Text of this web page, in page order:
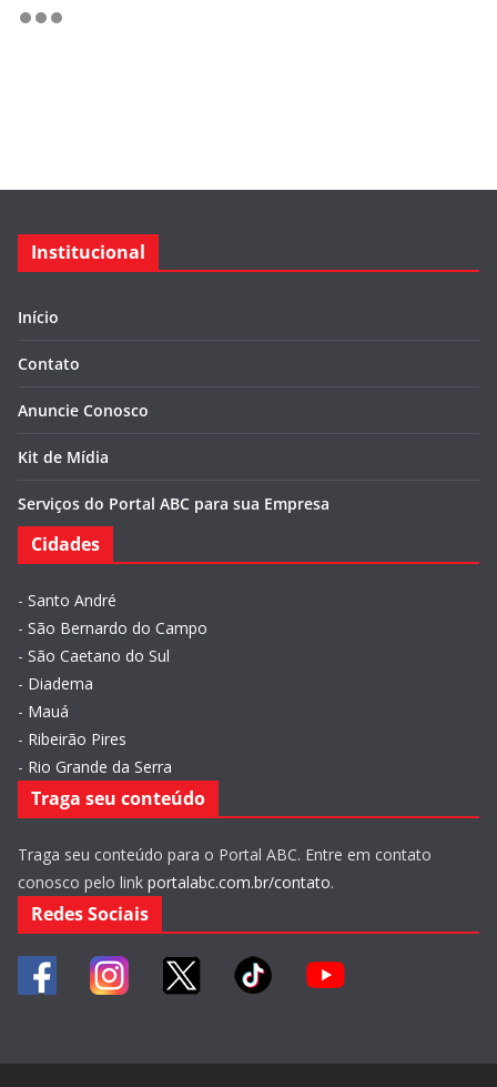
Institucional
Início
Contato
Anuncie Conosco
Kit de Mídia
Serviços do Portal ABC para sua Empresa
Cidades
- Santo André
- São Bernardo do Campo
- São Caetano do Sul
- Diadema
- Mauá
- Ribeirão Pires
- Rio Grande da Serra
Traga seu conteúdo
Traga seu conteúdo para o Portal ABC. Entre em contato
conosco pelo link portalabc.com.br/contato.
Redes Sociais